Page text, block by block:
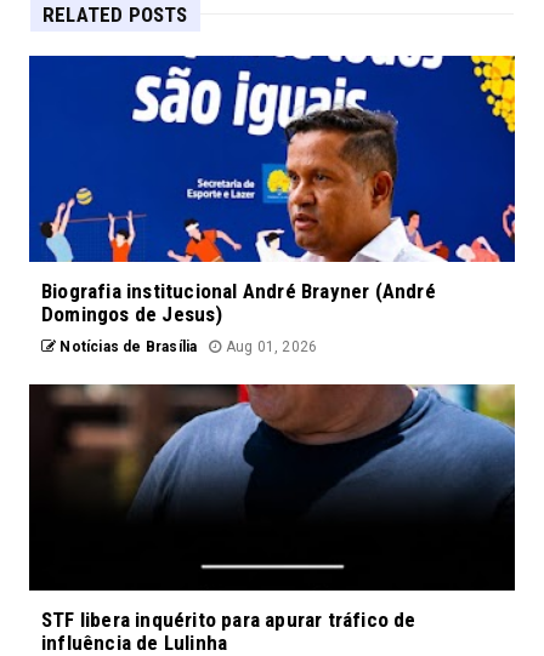
RELATED POSTS
Biografia institucional André Brayner (André
Domingos de Jesus)
Notícias de Brasília Aug 01, 2026
STF libera inquérito para apurar tráfico de
influência de Lulinha